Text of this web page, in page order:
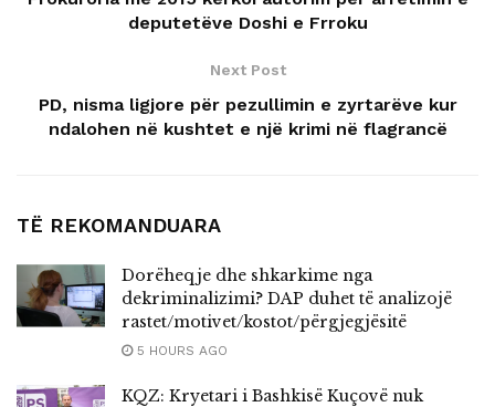
deputetëve Doshi e Frroku
Next Post
PD, nisma ligjore për pezullimin e zyrtarëve kur
ndalohen në kushtet e një krimi në flagrancë
TË REKOMANDUARA
Dorëheqje dhe shkarkime nga
dekriminalizimi? DAP duhet të analizojë
rastet/motivet/kostot/përgjegjësitë
5 HOURS AGO
KQZ: Kryetari i Bashkisë Kuçovë nuk